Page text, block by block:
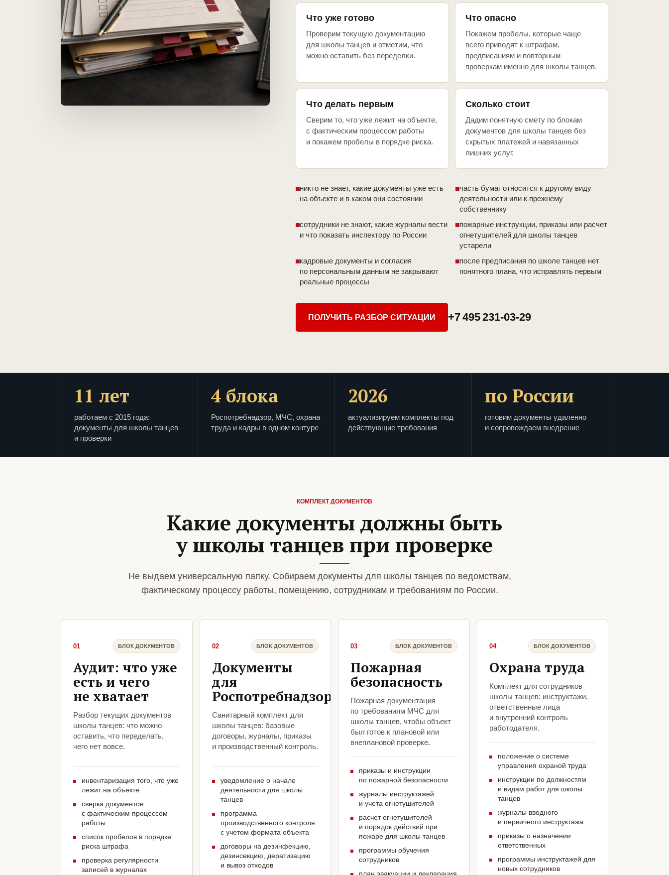
Что уже готово
Проверим текущую документацию
для школы танцев и отметим, что
можно оставить без переделки.
Что опасно
Покажем пробелы, которые чаще
всего приводят к штрафам,
предписаниям и повторным
проверкам именно для школы танцев.
Что делать первым
Сверим то, что уже лежит на объекте,
с фактическим процессом работы
и покажем пробелы в порядке риска.
Сколько стоит
Дадим понятную смету по блокам
документов для школы танцев без
скрытых платежей и навязанных
лишних услуг.
никто не знает, какие документы уже есть
на объекте и в каком они состоянии
часть бумаг относится к другому виду
деятельности или к прежнему
собственнику
сотрудники не знают, какие журналы вести
и что показать инспектору по России
пожарные инструкции, приказы или расчет
огнетушителей для школы танцев
устарели
кадровые документы и согласия
по персональным данным не закрывают
реальные процессы
после предписания по школе танцев нет
понятного плана, что исправлять первым
ПОЛУЧИТЬ РАЗБОР СИТУАЦИИ +7 495 231-03-29
11 лет
работаем с 2015 года:
документы для школы танцев
и проверки
4 блока
Роспотребнадзор, МЧС, охрана
труда и кадры в одном контуре
2026
актуализируем комплекты под
действующие требования
по России
готовим документы удаленно
и сопровождаем внедрение
КОМПЛЕКТ ДОКУМЕНТОВ
Какие документы должны быть
у школы танцев при проверке
Не выдаем универсальную папку. Собираем документы для школы танцев по ведомствам,
фактическому процессу работы, помещению, сотрудникам и требованиям по России.
01 БЛОК ДОКУМЕНТОВ
Аудит: что уже
есть и чего
не хватает
Разбор текущих документов
школы танцев: что можно
оставить, что переделать,
чего нет вовсе.
инвентаризация того, что уже
лежит на объекте
сверка документов
с фактическим процессом
работы
список пробелов в порядке
риска штрафа
проверка регулярности
записей в журналах
02 БЛОК ДОКУМЕНТОВ
Документы
для
Роспотребнадзора
Санитарный комплект для
школы танцев: базовые
договоры, журналы, приказы
и производственный контроль.
уведомление о начале
деятельности для школы
танцев
программа
производственного контроля
с учетом формата объекта
договоры на дезинфекцию,
дезинсекцию, дератизацию
и вывоз отходов
03 БЛОК ДОКУМЕНТОВ
Пожарная
безопасность
Пожарная документация
по требованиям МЧС для
школы танцев, чтобы объект
был готов к плановой или
внеплановой проверке.
приказы и инструкции
по пожарной безопасности
журналы инструктажей
и учета огнетушителей
расчет огнетушителей
и порядок действий при
пожаре для школы танцев
программы обучения
сотрудников
04 БЛОК ДОКУМЕНТОВ
Охрана труда
Комплект для сотрудников
школы танцев: инструктажи,
ответственные лица
и внутренний контроль
работодателя.
положение о системе
управления охраной труда
инструкции по должностям
и видам работ для школы
танцев
журналы вводного
и первичного инструктажа
приказы о назначении
ответственных
программы инструктажей для
новых сотрудников